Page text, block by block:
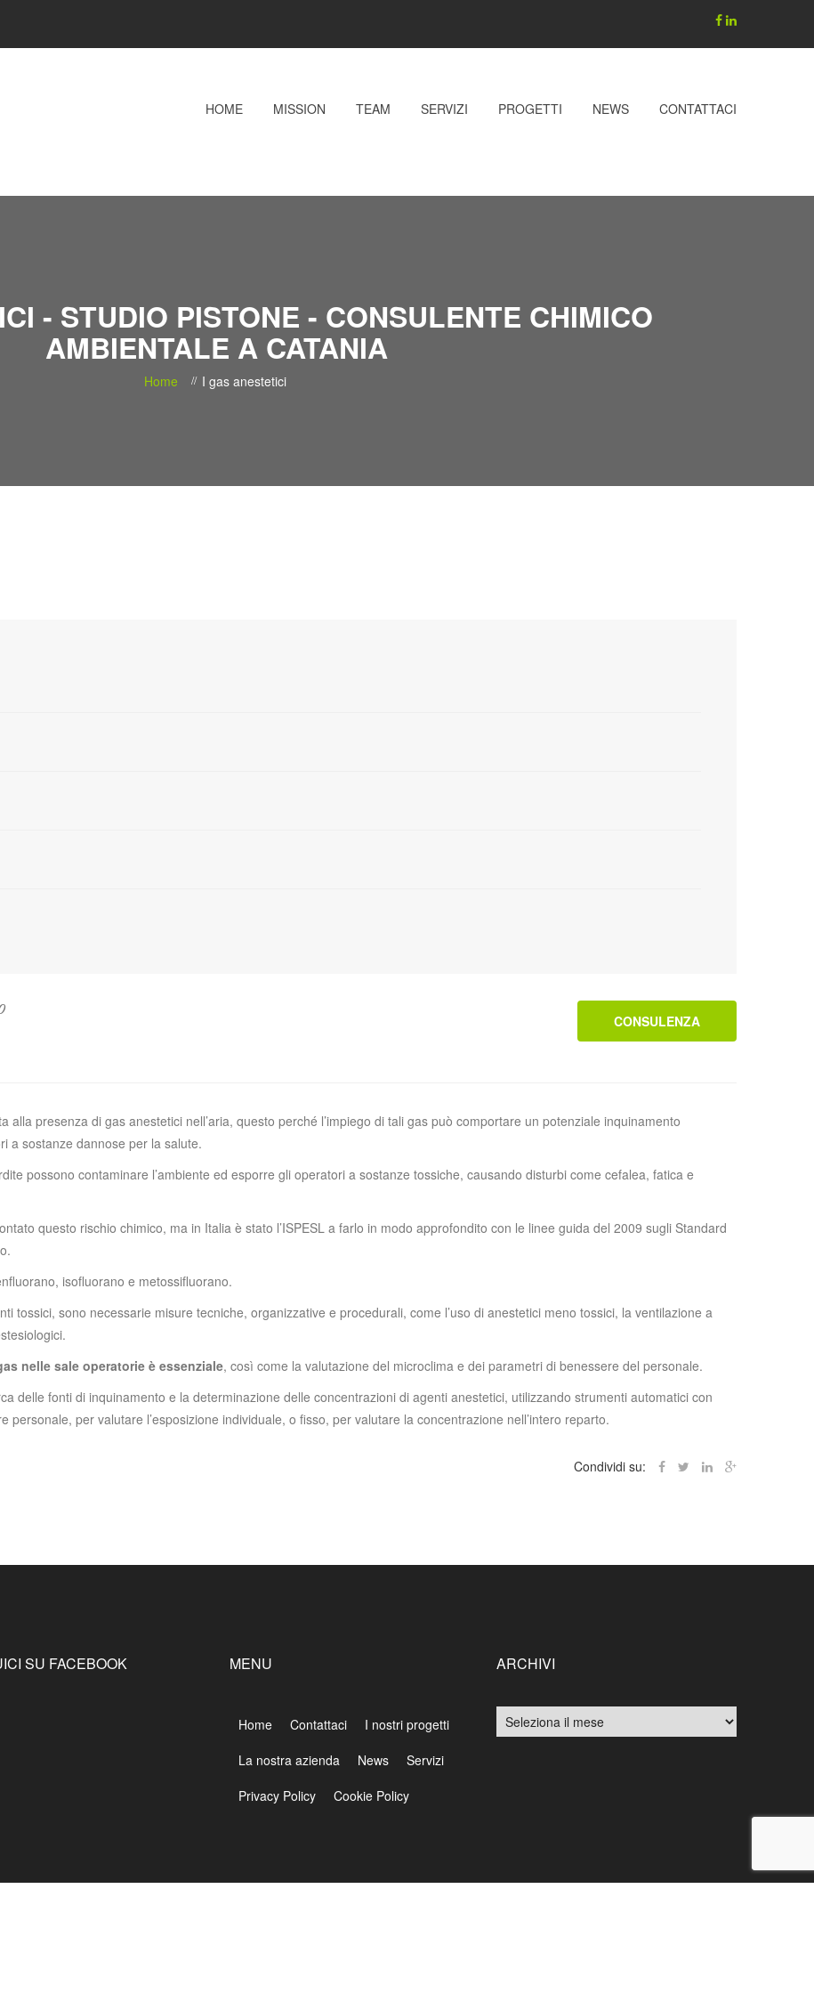
HOME MISSION TEAM SERVIZI PROGETTI NEWS CONTATTACI
- STUDIO PISTONE - CONSULENTE CHIMICO
AMBIENTALE A CATANIA
Home I gas anestetici
CONSULENZA
presenza di gas anestetici nell’aria, questo perché l’impiego di tali gas può comportare un potenziale inquinamento
a sostanze dannose per la salute.
possono contaminare l’ambiente ed esporre gli operatori a sostanze tossiche, causando disturbi come cefalea, fatica e
questo rischio chimico, ma in Italia è stato l’ISPESL a farlo in modo approfondito con le linee guida del 2009 sugli Standard
isofluorano e metossifluorano.
tossici, sono necessarie misure tecniche, organizzative e procedurali, come l’uso di anestetici meno tossici, la ventilazione a
nelle sale operatorie è essenziale, così come la valutazione del microclima e dei parametri di benessere del personale.
delle fonti di inquinamento e la determinazione delle concentrazioni di agenti anestetici, utilizzando strumenti automatici con
per valutare l’esposizione individuale, o fisso, per valutare la concentrazione nell’intero reparto.
Condividi su:
SU FACEBOOK MENU
Home Contattaci
I nostri progetti
La nostra azienda
News
Servizi
Privacy Policy
Cookie Policy
ARCHIVI
Archivi